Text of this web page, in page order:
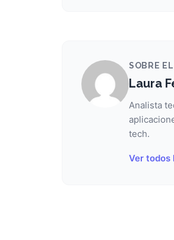
SOBRE
Laura
Analista
tech.
Ver